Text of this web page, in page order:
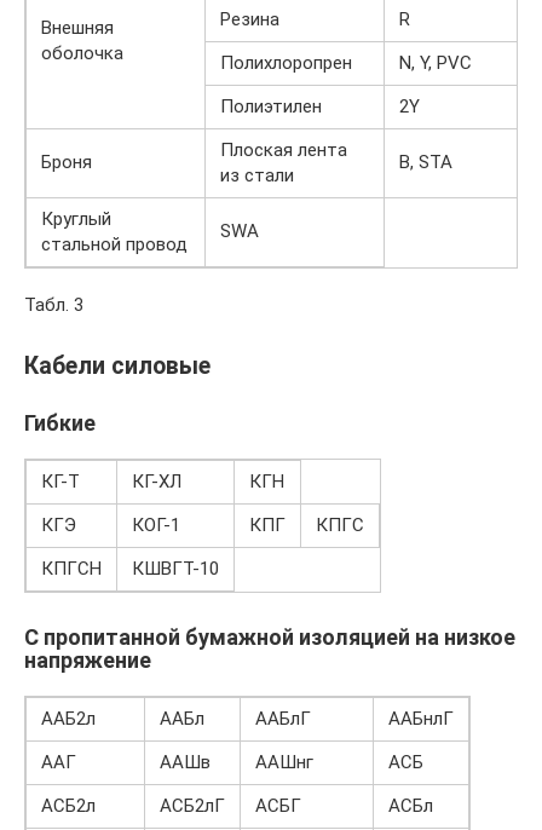
Внешняя
оболочка
Резина
R
Полихлоропрен
N, Y, PVC
Полиэтилен
2Y
Броня
Плоская лента
из стали
B, STA
Круглый
стальной провод
SWA
Табл. 3
Кабели силовые
Гибкие
КГ-Т КГ-ХЛ
КГН
КГЭ
КОГ-1 КПГ
КПГС
КПГСН
КШВГТ-10
С пропитанной бумажной изоляцией на низкое
напряжение
ААБ2л ААБл ААБлГ
ААБнлГ
ААГ
ААШв ААШнг
АСБ
АСБ2л
АСБ2лГ АСБГ
АСБл